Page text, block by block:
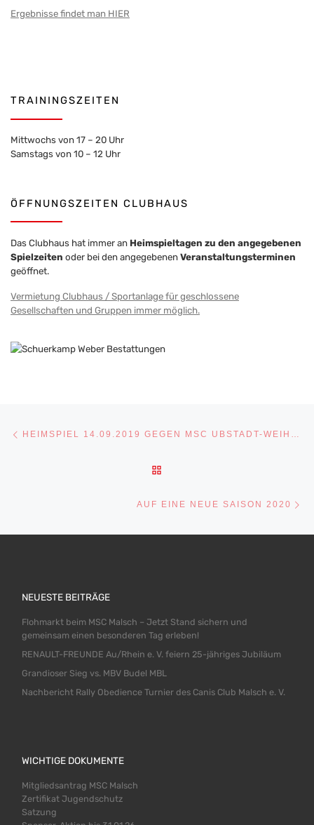
Ergebnisse findet man HIER
TRAININGSZEITEN
Mittwochs von 17 – 20 Uhr
Samstags von 10 – 12 Uhr
ÖFFNUNGSZEITEN CLUBHAUS
Das Clubhaus hat immer an Heimspieltagen zu den angegebenen
Spielzeiten oder bei den angegebenenVeranstaltungsterminen
geöffnet.
Vermietung Clubhaus / Sportanlage für geschlossene
Gesellschaften und Gruppen immer möglich.
AUF EINE NEUE SAISON 2020
NEUESTE BEITRÄGE
Flohmarkt beim MSC Malsch – Jetzt Stand sichern und
gemeinsam einen besonderen Tag erleben!
RENAULT-FREUNDE Au/Rhein e. V. feiern 25-jähriges Jubiläum
Grandioser Sieg vs. MBV Budel MBL
Nachbericht Rally Obedience Turnier des Canis Club Malsch e. V.
WICHTIGE DOKUMENTE
Mitgliedsantrag MSC Malsch
Zertifikat Jugendschutz
Satzung